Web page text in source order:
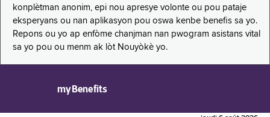
konplètman anonim, epi nou apresye volonte ou pou pataje
eksperyans ou nan aplikasyon pou oswa kenbe benefis sa yo.
Repons ou yo ap enfòme chanjman nan pwogram asistans vital
sa yo pou ou menm ak lòt Nouyòkè yo.
myBenefits